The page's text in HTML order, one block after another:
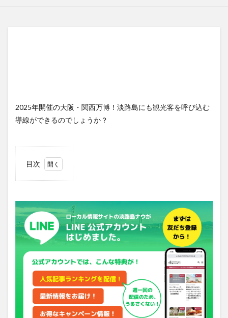
2025年開催の大阪・関西万博！淡路島にも観光客を呼び込む
導線ができるのでしょうか？
目次
し、
実証
実験
を！
ルー
グマ